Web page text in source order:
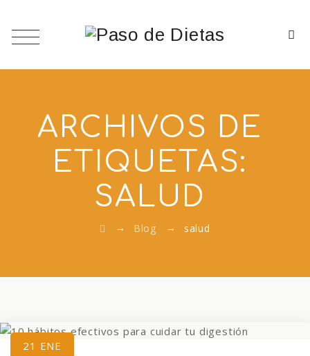
ARCHIVOS DE
ETIQUETAS:
SALUD
→ Blog → salud
21 ENE